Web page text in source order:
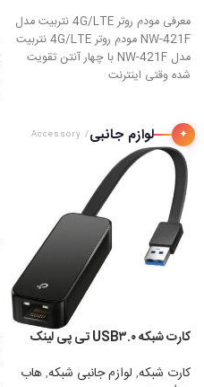
معرفی مودم روتر 4G/LTE نتربیت مدل
NW-421F مودم روتر 4G/LTE نتربیت
مدل NW-421F با چهار آنتن تقویت‌
شده وقتی اینترنت
✦ لوازم جانبی/ Accessory
کارت شبکه USB۳.۰ تی پی لینک
کارت شبکه, لوازم جانبی شبکه,هاب